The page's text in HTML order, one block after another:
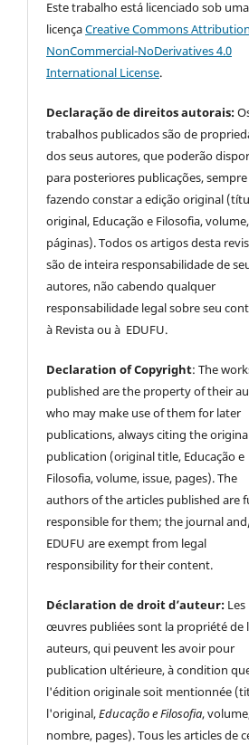
Este trabalho está licenciado sob uma
licençaCreative Commons
NonCommercial-NoDerivatives 4.0
International License.
Declaração de direitos autorais:
trabalhos publicados são de
dos seus autores, que poderão
para posteriores publicações, sempre
fazendo constar a edição original
original, Educação e Filosofia,
páginas). Todos os artigos desta
são de inteira responsabilidade de
autores, não cabendo qualquer
responsabilidade legal sobre seu
à Revista ou à EDUFU.
Declaration of Copyright: The
published are the property of their
who may make use of them for later
publications, always citing the
publication (original title, Educação e
Filosofia, volume, issue, pages). The
authors of the articles published are
responsible for them; the journal
EDUFU are exempt from legal
responsibility for their content.
Déclaration de droit d’auteur: Les
œuvres publiées sont la propriété de
auteurs, qui peuvent les avoir pour
publication ultérieure, à condition
l'édition originale soit mentionnée
l'original,Educação e Filosofia,
nombre, pages). Tous les articles de